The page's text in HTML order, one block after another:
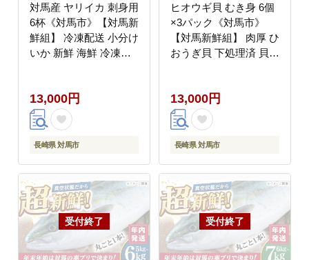
対馬産 ヤリイカ 刺身用
6杯《対馬市》【対馬新
鮮組】 冷凍配送 小分け
いか 新鮮 海鮮 冷凍配
13,000円
長崎県 対馬市
ヒオウギ貝 むき身 6個
×3パック《対馬市》
【対馬新鮮組】 肉厚 ひ
おうぎ貝 下処理済 貝
13,000円
長崎県 対馬市